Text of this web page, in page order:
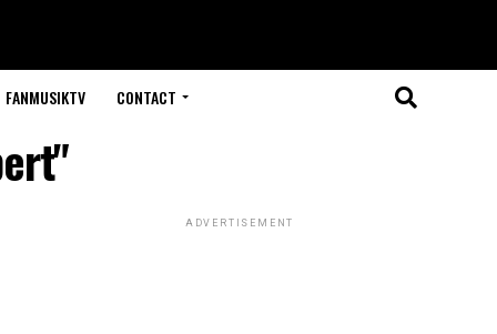
FANMUSIKTV CONTACT
ADVERTISEMENT